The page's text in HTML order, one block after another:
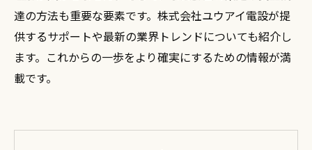
達の方法も重要な要素です。株式会社ユウアイ電設が提
供するサポートや最新の業界トレンドについても紹介し
ます。これからの一歩をより確実にするための情報が満
載です。